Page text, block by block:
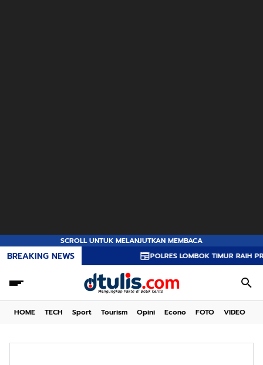
SCROLL UNTUK MELANJUTKAN MEMBACA
BREAKING NEWS POLRES LOMBOK TIMUR RAIH PREDIKAT
HOME TECH Sport Tourism Opini Econo FOTO VIDEO